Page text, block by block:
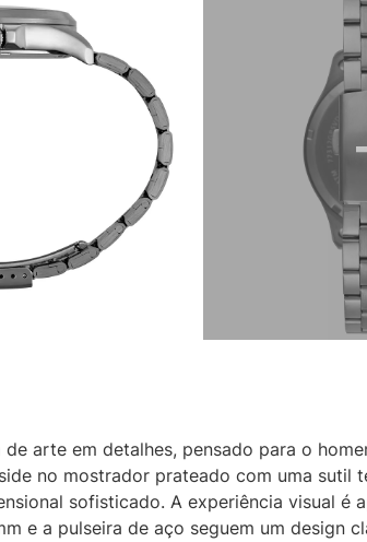
de arte em detalhes, pensado para o
no mostrador prateado com uma sutil
sofisticado. A experiência visual
e a pulseira de aço seguem um design